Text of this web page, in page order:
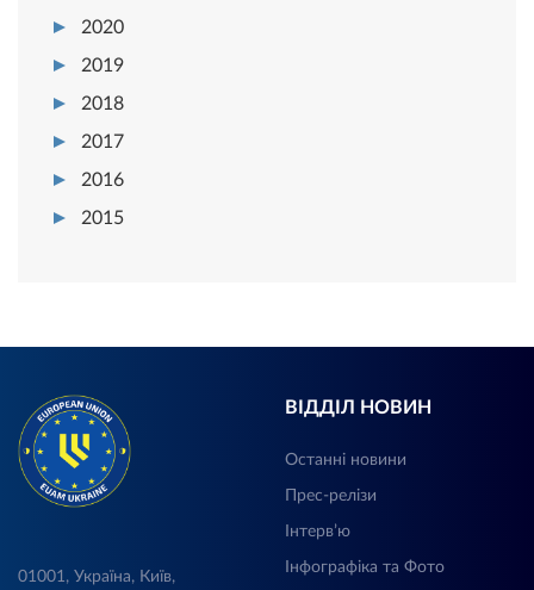
2020
2019
2018
2017
2016
2015
01001, Україна, Київ,
ВІДДІЛ НОВИН
Останні новини
Прес-релізи
Інтерв’ю
Інфографіка та Фото